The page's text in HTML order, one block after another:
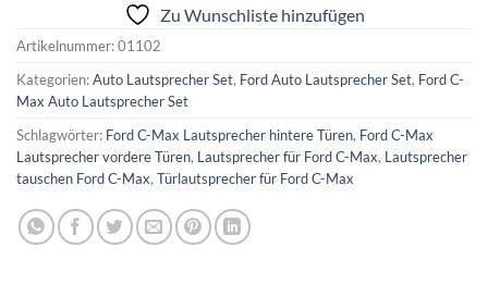
Zu Wunschliste hinzufügen
Artikelnummer:01102
Kategorien:Auto Lautsprecher Set, Ford Auto Lautsprecher Set, Ford C-
Max Auto Lautsprecher Set
Schlagwörter: Ford C-Max Lautsprecher hintere Türen, Ford C-Max
Lautsprecher vordere Türen, Lautsprecher für Ford C-Max, Lautsprecher
tauschen Ford C-Max, Türlautsprecher für Ford C-Max